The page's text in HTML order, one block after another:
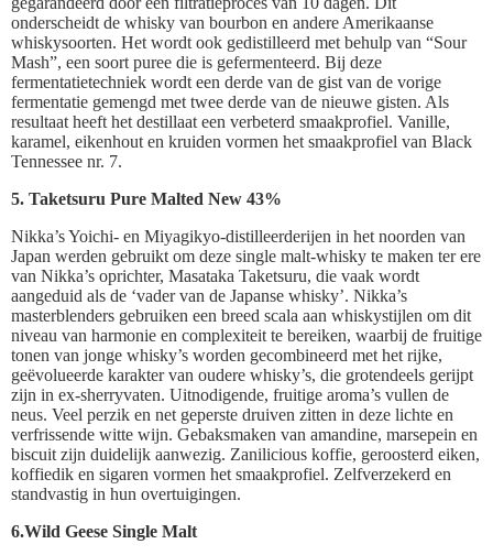
onderscheidt de whisky van bourbon en andere Amerikaanse
whiskysoorten. Het wordt ook gedistilleerd met behulp van “Sour
Mash”, een soort puree die is gefermenteerd. Bij deze
fermentatietechniek wordt een derde van de gist van de vorige
fermentatie gemengd met twee derde van de nieuwe gisten. Als
resultaat heeft het destillaat een verbeterd smaakprofiel. Vanille,
karamel, eikenhout en kruiden vormen het smaakprofiel van Black
Tennessee nr. 7.
5. Taketsuru Pure Malted New 43%
Nikka’s Yoichi- en Miyagikyo-distilleerderijen in het noorden van
Japan werden gebruikt om deze single malt-whisky te maken ter ere
van Nikka’s oprichter, Masataka Taketsuru, die vaak wordt
aangeduid als de ‘vader van de Japanse whisky’. Nikka’s
masterblenders gebruiken een breed scala aan whiskystijlen om dit
niveau van harmonie en complexiteit te bereiken, waarbij de fruitige
tonen van jonge whisky’s worden gecombineerd met het rijke,
geëvolueerde karakter van oudere whisky’s, die grotendeels gerijpt
zijn in ex-sherryvaten. Uitnodigende, fruitige aroma’s vullen de
neus. Veel perzik en net geperste druiven zitten in deze lichte en
verfrissende witte wijn. Gebaksmaken van amandine, marsepein en
biscuit zijn duidelijk aanwezig. Zanilicious koffie, geroosterd eiken,
koffiedik en sigaren vormen het smaakprofiel. Zelfverzekerd en
standvastig in hun overtuigingen.
6.Wild Geese Single Malt